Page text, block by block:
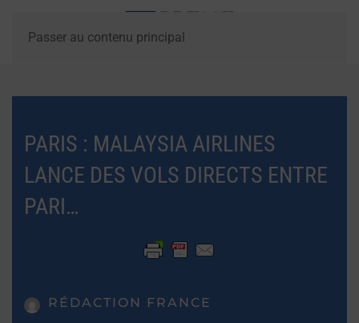
Passer au contenu principal
PARIS : MALAYSIA AIRLINES
LANCE DES VOLS DIRECTS ENTRE
PARI…
RÉDACTION FRANCE